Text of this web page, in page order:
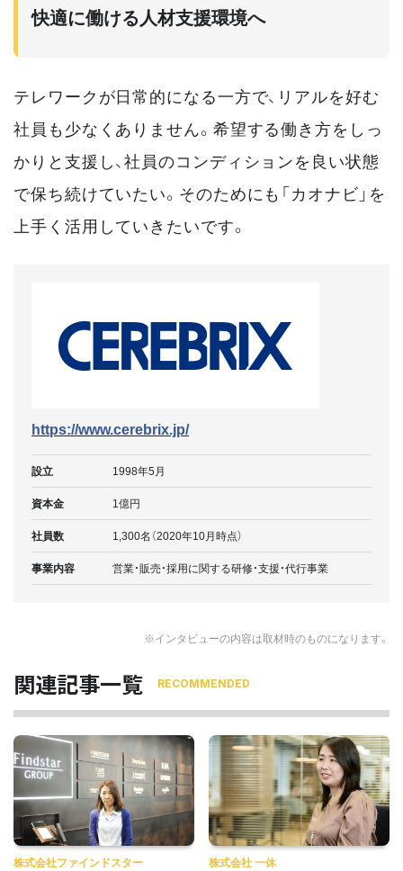
快適に働ける人材支援環境へ
テレワークが日常的になる一方で、リアルを好む
社員も少なくありません。希望する働き方をしっ
かりと支援し、社員のコンディションを良い状態
で保ち続けていたい。そのためにも「カオナビ」を
上手く活用していきたいです。
https://www.cerebrix.jp/
設立
1998年5月
資本金
1億円
社員数
1,300名（2020年10月時点）
事業内容
営業・販売・採用に関する研修・支援・代行事業
※インタビューの内容は取材時のものになります。
関連記事一覧 RECOMMENDED
株式会社ファインドスター 株式会社 一休